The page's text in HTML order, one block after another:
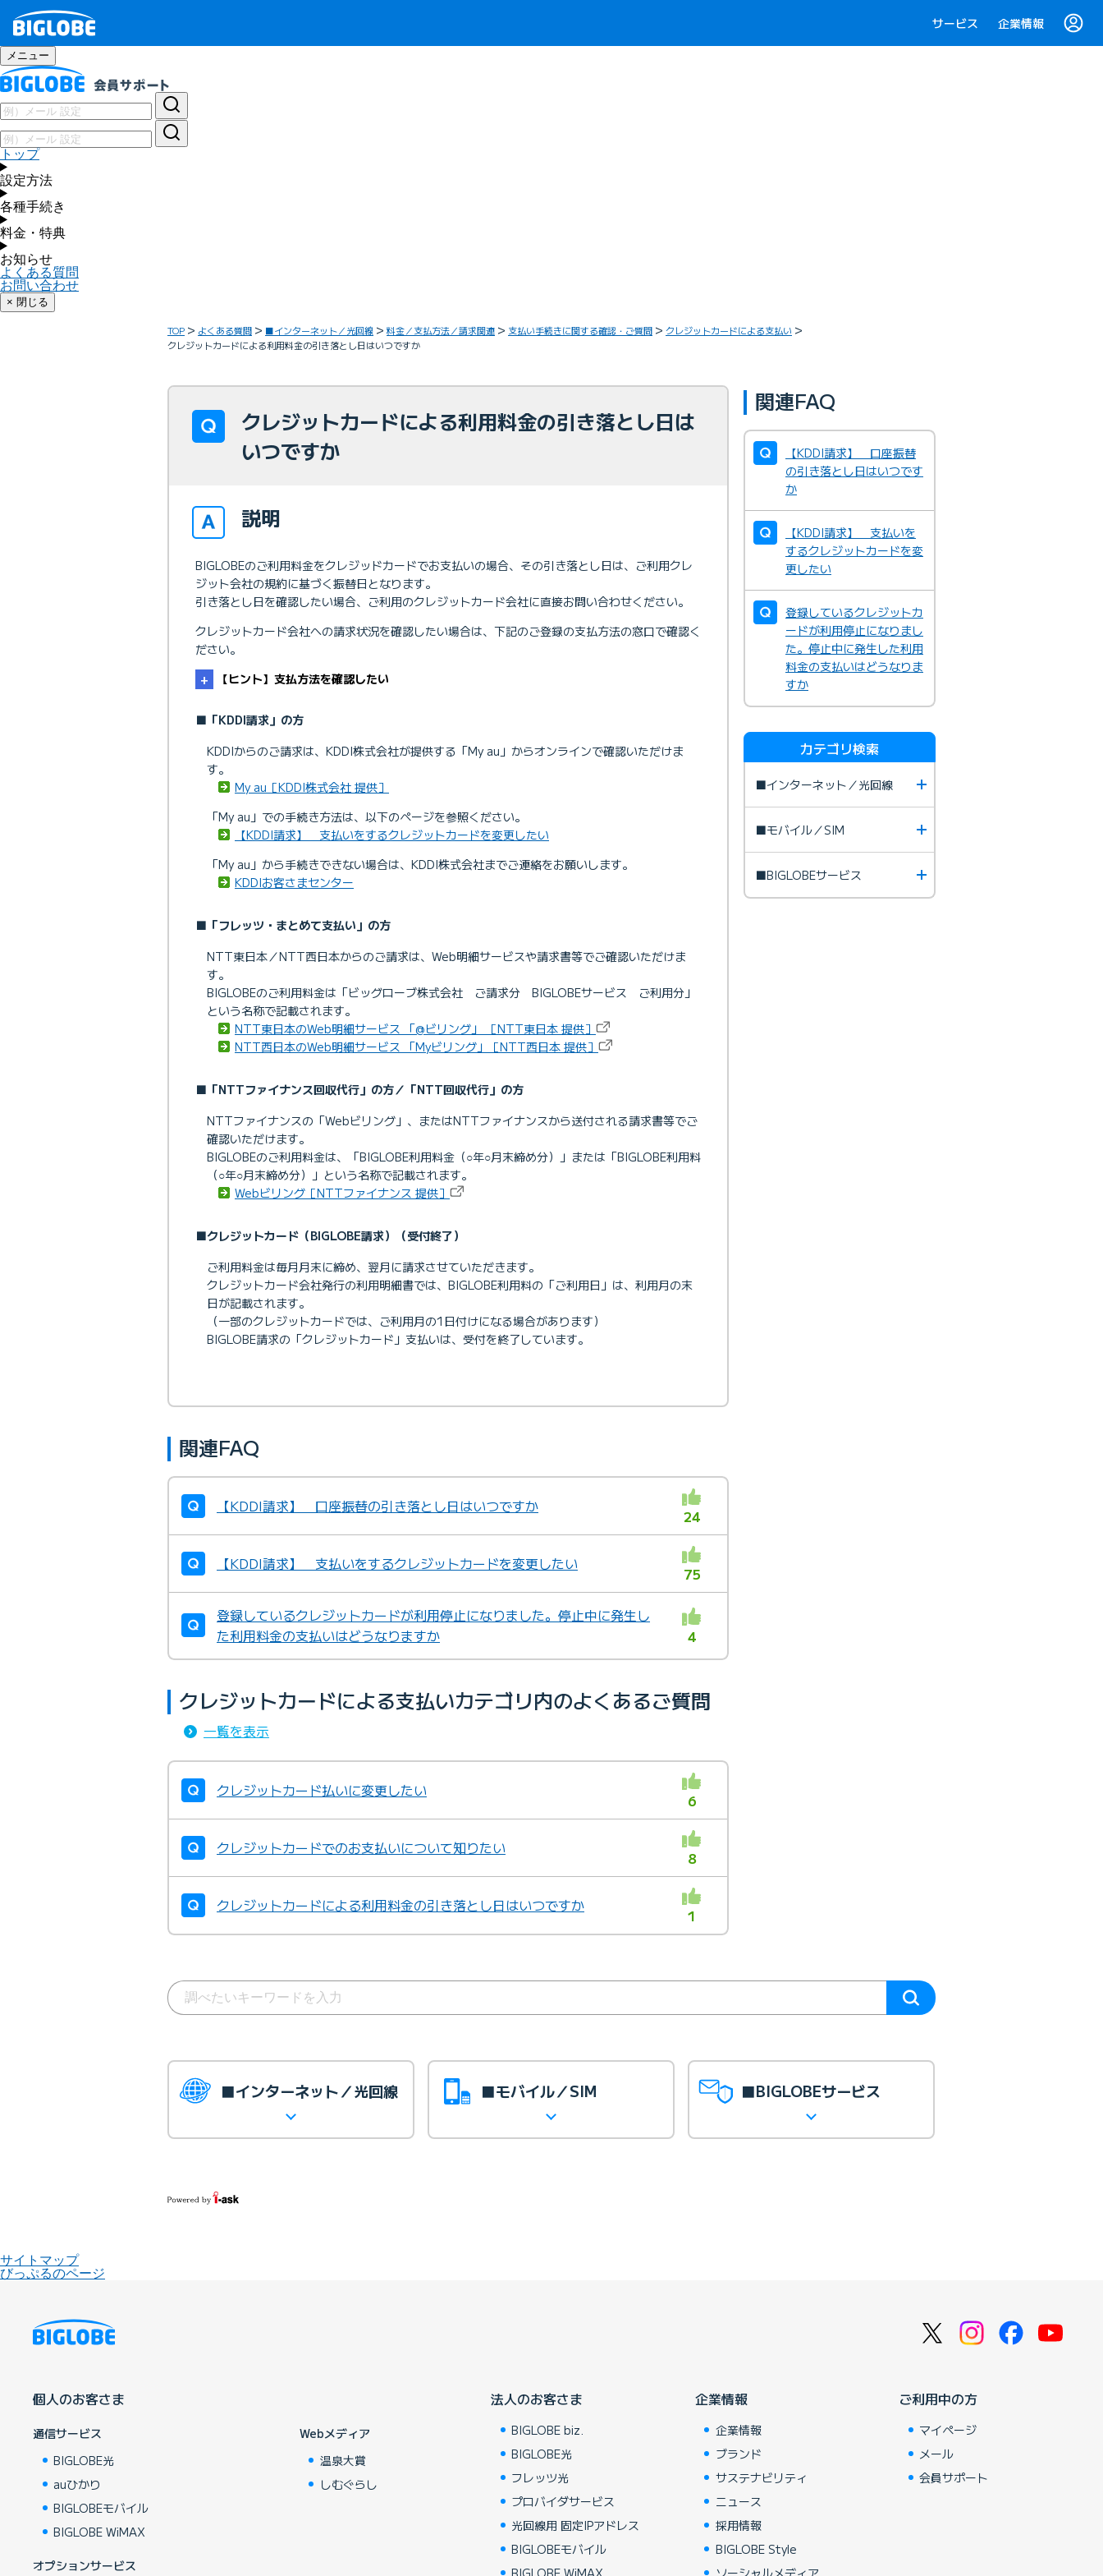
サービス 企業情報
メニュー
トップ
設定方法
各種手続き
料金・特典
お知らせ
よくある質問
お問い合わせ
× 閉じる
TOP よくある質問 ■インターネット／光回線 料金／支払方法／請求関連 支払い手続きに関する確認・ご質問
クレジットカードによる支払い
クレジットカードによる利用料金の引き落とし日はいつですか
クレジットカードによる利用料金の引き落とし日は
いつですか
説明
BIGLOBEのご利用料金をクレジッドカードでお支払いの場合、その引き落とし日は、ご利用クレ
ジット会社の規約に基づく振替日となります。
引き落とし日を確認したい場合、ご利用のクレジットカード会社に直接お問い合わせください。
クレジットカード会社への請求状況を確認したい場合は、下記のご登録の支払方法の窓口で確認く
ださい。
【ヒント】支払方法を確認したい
支払方法を確認したい
■「KDDI請求」の方
KDDIからのご請求は、KDDI株式会社が提供する「My au」からオンラインで確認いただけま
す。
My au［KDDI株式会社 提供］
「My au」での手続き方法は、以下のページを参照ください。
【KDDI請求】 支払いをするクレジットカードを変更したい
「My au」から手続きできない場合は、KDDI株式会社までご連絡をお願いします。
KDDIお客さまセンター
■「フレッツ・まとめて支払い」の方
NTT東日本／NTT西日本からのご請求は、Web明細サービスや請求書等でご確認いただけま
す。
BIGLOBEのご利用料金は「ビッグローブ株式会社 ご請求分 BIGLOBEサービス ご利用分」
という名称で記載されます。
NTT東日本のWeb明細サービス 「@ビリング」 ［NTT東日本 提供］
NTT西日本のWeb明細サービス 「Myビリング」［NTT西日本 提供］
■「NTTファイナンス回収代行」の方／「NTT回収代行」の方
NTTファイナンスの「Webビリング」、またはNTTファイナンスから送付される請求書等でご
確認いただけます。
BIGLOBEのご利用料金は、「BIGLOBE利用料金（○年○月末締め分）」または「BIGLOBE利用料
（○年○月末締め分）」という名称で記載されます。
Webビリング［NTTファイナンス 提供］
■クレジットカード（BIGLOBE請求）（受付終了）
ご利用料金は毎月月末に締め、翌月に請求させていただきます。
クレジットカード会社発行の利用明細書では、BIGLOBE利用料の「ご利用日」は、利用月の末
日が記載されます。
（一部のクレジットカードでは、ご利用月の1日付けになる場合があります）
BIGLOBE請求の「クレジットカード」支払いは、受付を終了しています。
関連FAQ
【KDDI請求】 口座振替の引き落とし日はいつですか
24
【KDDI請求】 支払いをするクレジットカードを変更したい
75
登録しているクレジットカードが利用停止になりました。停止中に発生し
た利用料金の支払いはどうなりますか
4
クレジットカードによる支払いカテゴリ内のよくあるご質問
一覧を表示
クレジットカード払いに変更したい
6
クレジットカードでのお支払いについて知りたい
8
クレジットカードによる利用料金の引き落とし日はいつですか
1
関連FAQ
【KDDI請求】 口座振替
の引き落とし日はいつです
か
【KDDI請求】 支払いを
するクレジットカードを変
更したい
登録しているクレジットカ
ードが利用停止になりまし
た。停止中に発生した利用
料金の支払いはどうなりま
すか
カテゴリ検索
■インターネット／光回線
■モバイル／SIM
■BIGLOBEサービス
■インターネット／光回線 ■モバイル／SIM ■BIGLOBEサービス
サイトマップ
びっぷるのページ
個人のお客さま
通信サービス
BIGLOBE光
auひかり
BIGLOBEモバイル
BIGLOBE WiMAX
オプションサービス
Webメディア
温泉大賞
しむぐらし
法人のお客さま
BIGLOBE biz.
BIGLOBE光
フレッツ光
プロバイダサービス
光回線用 固定IPアドレス
BIGLOBEモバイル
BIGLOBE WiMAX
企業情報
企業情報
ブランド
サステナビリティ
ニュース
採用情報
BIGLOBE Style
ソーシャルメディア
ご利用中の方
マイページ
メール
会員サポート